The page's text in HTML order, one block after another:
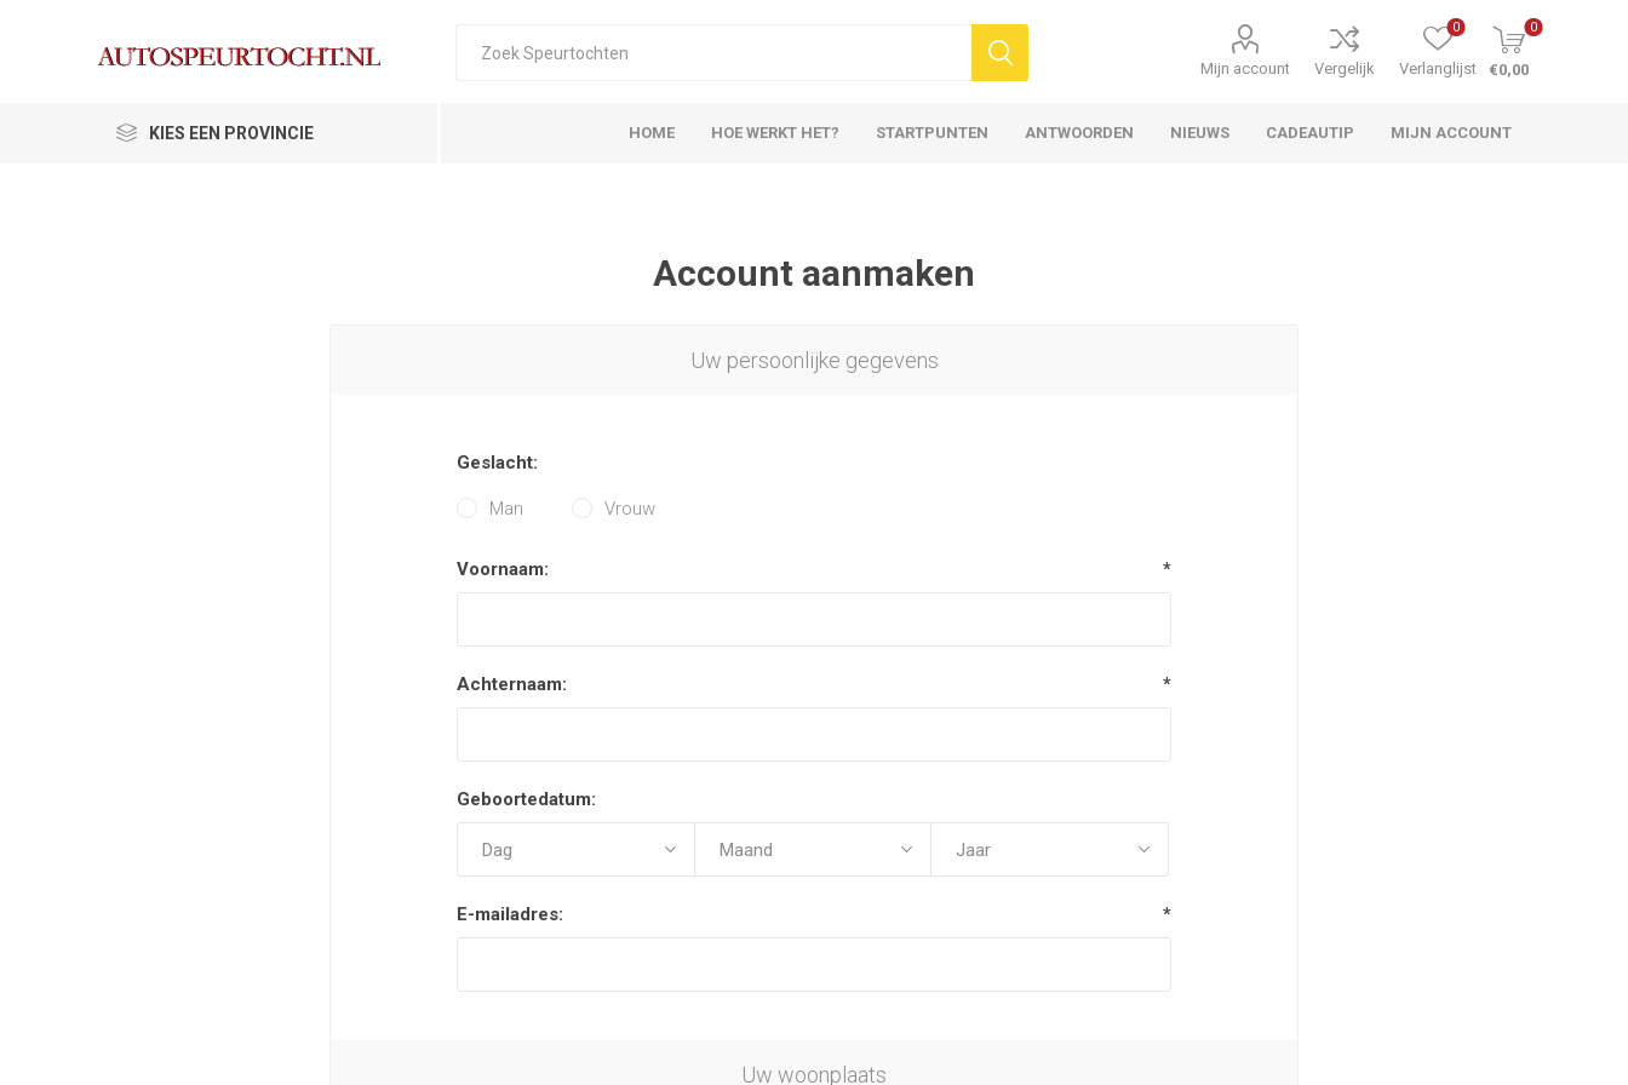
Mijn account Vergelijk Verlanglijst
0 0
€0,00
KIES EEN PROVINCIE HOME HOE WERKT HET? STARTPUNTEN ANTWOORDEN NIEUWS CADEAUTIP MIJN ACCOUNT
Account aanmaken
Uw persoonlijke gegevens
Geslacht:
Man Vrouw
Voornaam: *
Achternaam: *
Geboortedatum:
E-mailadres: *
Uw woonplaats